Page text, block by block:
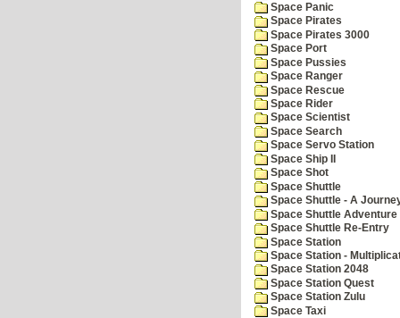
Space Panic
Space Pirates
Space Pirates 3000
Space Port
Space Pussies
Space Ranger
Space Rescue
Space Rider
Space Scientist
Space Search
Space Servo Station
Space Ship II
Space Shot
Space Shuttle
Space Shuttle - A
Space Shuttle Adventure
Space Shuttle Re-Entry
Space Station
Space Station -
Space Station 2048
Space Station Quest
Space Station Zulu
Space Taxi